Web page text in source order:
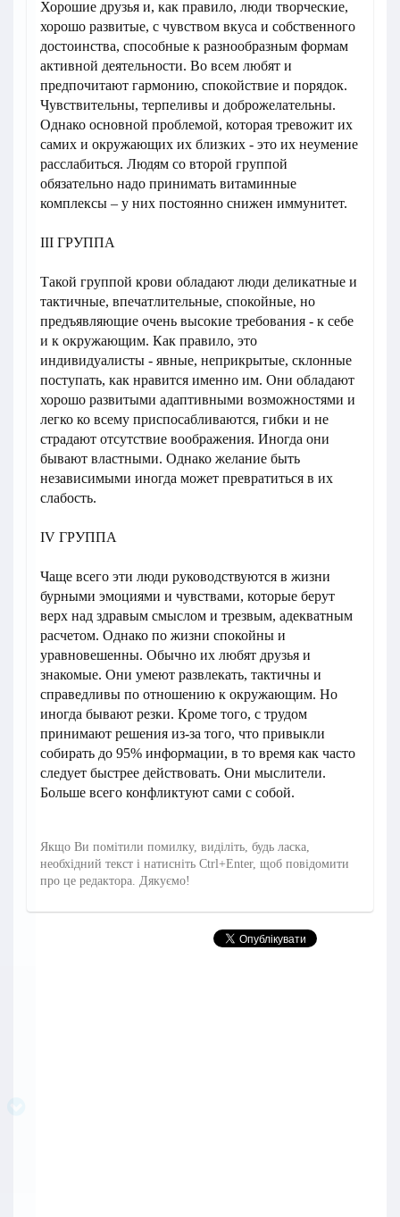
Хорошие друзья и, как правило, люди творческие,
хорошо развитые, с чувством вкуса и собственного
достоинства, способные к разнообразным формам
активной деятельности. Во всем любят и
предпочитают гармонию, спокойствие и порядок.
Чувствительны, терпеливы и доброжелательны.
Однако основной проблемой, которая тревожит их
самих и окружающих их близких - это их неумение
расслабиться. Людям со второй группой
обязательно надо принимать витаминные
комплексы – у них постоянно снижен иммунитет.
III ГРУППА
Такой группой крови обладают люди деликатные и
тактичные, впечатлительные, спокойные, но
предъявляющие очень высокие требования - к себе
и к окружающим. Как правило, это
индивидуалисты - явные, неприкрытые, склонные
поступать, как нравится именно им. Они обладают
хорошо развитыми адаптивными возможностями и
легко ко всему приспосабливаются, гибки и не
страдают отсутствие воображения. Иногда они
бывают властными. Однако желание быть
независимыми иногда может превратиться в их
слабость.
IV ГРУППА
Чаще всего эти люди руководствуются в жизни
бурными эмоциями и чувствами, которые берут
верх над здравым смыслом и трезвым, адекватным
расчетом. Однако по жизни спокойны и
уравновешенны. Обычно их любят друзья и
знакомые. Они умеют развлекать, тактичны и
справедливы по отношению к окружающим. Но
иногда бывают резки. Кроме того, с трудом
принимают решения из-за того, что привыкли
собирать до 95% информации, в то время как часто
следует быстрее действовать. Они мыслители.
Больше всего конфликтуют сами с собой.
Якщо Ви помітили помилку, виділіть, будь ласка,
необхідний текст і натисніть Ctrl+Enter, щоб повідомити
про це редактора. Дякуємо!